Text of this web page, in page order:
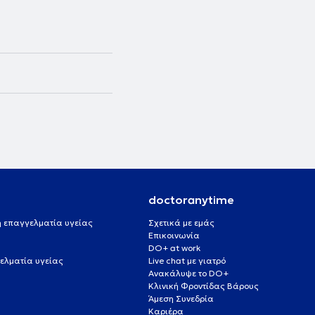
επαγγελματία υγείας
υγείας
doctoranytime
Σχετικά με εμάς
Επικοινωνία
DO+ at work
Live chat με γιατρό
Ανακάλυψε το DO+
Κλινική Φροντίδας Βάρους
Άμεση Συνεδρία
Καριέρα